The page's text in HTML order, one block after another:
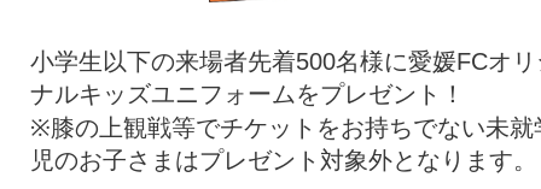
小学生以下の来場者先着500名様に愛媛FCオリ
ナルキッズユニフォームをプレゼント！
※膝の上観戦等でチケットをお持ちでない未就
児のお子さまはプレゼント対象外となります。